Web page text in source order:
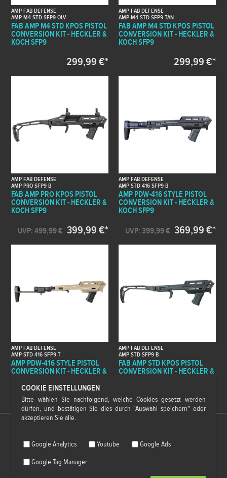
COOKIE EINSTELLUNGEN
Bitte wählen Sie nachfolgend, welche Cookies gesetzt werden
dürfen, und bestätigen Sie dies durch "Auswahl speichern" oder
akzeptieren Sie alle.
Google Analytics Youtube Google Ads
Google Tag Manager
AMP FAB DEFENSE
AMP M4 STD SFP9 OLV
FAB AMP M4 STD KPOS PISTOL
CONVERSION KIT - HECKLER &
KOCH SFP9
299,99 €*
AMP FAB DEFENSE
AMP M4 STD SFP9 TAN
FAB AMP M4 STD KPOS PISTOL
CONVERSION KIT - HECKLER &
KOCH SFP9
299,99 €*
AMP FAB DEFENSE
AMP PRO SFP9 B
FAB AMP PRO KPOS PISTOL
CONVERSION KIT - HECKLER &
KOCH SFP9
UVP: 499,99 € 399,99 €*
AMP FAB DEFENSE
AMP STD 416 SFP9 B
AMP PDW-416 STYLE PISTOL
CONVERSION KIT - HECKLER &
KOCH SFP9
UVP: 399,99 € 369,99 €*
AMP FAB DEFENSE
AMP STD 416 SFP9 T
AMP PDW-416 STYLE PISTOL
CONVERSION KIT - HECKLER &
UVP: 399,99 € 369,99 €*
AMP FAB DEFENSE
AMP STD SFP9 B
FAB AMP STD KPOS PISTOL
CONVERSION KIT - HECKLER &
UVP: 269,99 € 242,99 €*